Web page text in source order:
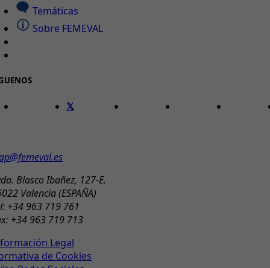
Temáticas
Sobre FEMEVAL
Blasco Ibañez, 127-E.
Valencia (ESPAÑA)
+34 963 719 761
+34 963 719 713
Legal
de Cookies